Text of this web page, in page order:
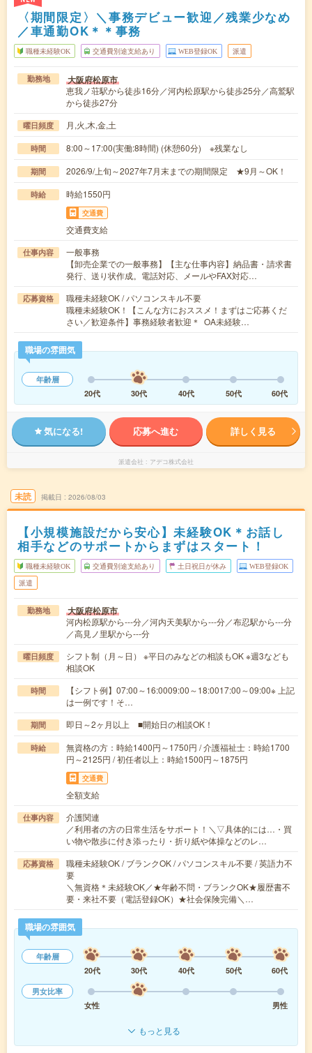
〈期間限定〉＼事務デビュー歓迎／残業少なめ
／車通勤OK＊＊事務
職種未経験OK 交通費別途支給あり WEB登録OK 派遣
勤務地 大阪府松原市
恵我ノ荘駅から徒歩16分／河内松原駅から徒歩25分／高鷲駅
から徒歩27分
曜日頻度 月,火,木,金,土
時間 8:00～17:00(実働:8時間) (休憩60分) ※残業なし
期間 2026/9/上旬～2027年7月末までの期間限定 ★9月～OK！
時給 時給1550円
交通費
交通費支給
仕事内容
一般事務
【卸売企業での一般事務】【主な仕事内容】納品書・請求書
発行、送り状作成。電話対応、メールやFAX対応…
応募資格
職種未経験OK / パソコンスキル不要
職種未経験OK！【こんな方におススメ！まずはご応募くだ
さい／歓迎条件】事務経験者歓迎＊ OA未経験…
職場の雰囲気
年齢層
20代
30代 40代 50代 60代
気になる! 応募へ進む 詳しく見る
派遣会社 アデコ株式会社
未読 掲載日 2026/08/03
【小規模施設だから安心】未経験OK＊お話し
相手などのサポートからまずはスタート！
職種未経験OK 交通費別途支給あり 土日祝日が休み WEB登録OK
派遣
勤務地 大阪府松原市
河内松原駅から---分／河内天美駅から---分／布忍駅から---分
／高見ノ里駅から---分
曜日頻度
シフト制（月～日） ※平日のみなどの相談もOK ※週3なども
相談OK
時間
【シフト例】07:00～16:0009:00～18:0017:00～09:00※ 上記
は一例です！そ…
期間 即日～2ヶ月以上 ■開始日の相談OK！
時給
無資格の方：時給1400円～1750円 / 介護福祉士：時給1700
円～2125円 / 初任者以上：時給1500円～1875円
交通費
全額支給
仕事内容
介護関連
／利用者の方の日常生活をサポート！＼▽具体的には…・買
い物や散歩に付き添ったり・折り紙や体操などのレ…
応募資格
職種未経験OK / ブランクOK / パソコンスキル不要 / 英語力不
要
＼無資格＊未経験OK／★年齢不問・ブランクOK★履歴書不
要・来社不要（電話登録OK）★社会保険完備＼…
職場の雰囲気
年齢層
20代
30代 40代 50代
60代
男女比率
女性
男性
もっと見る